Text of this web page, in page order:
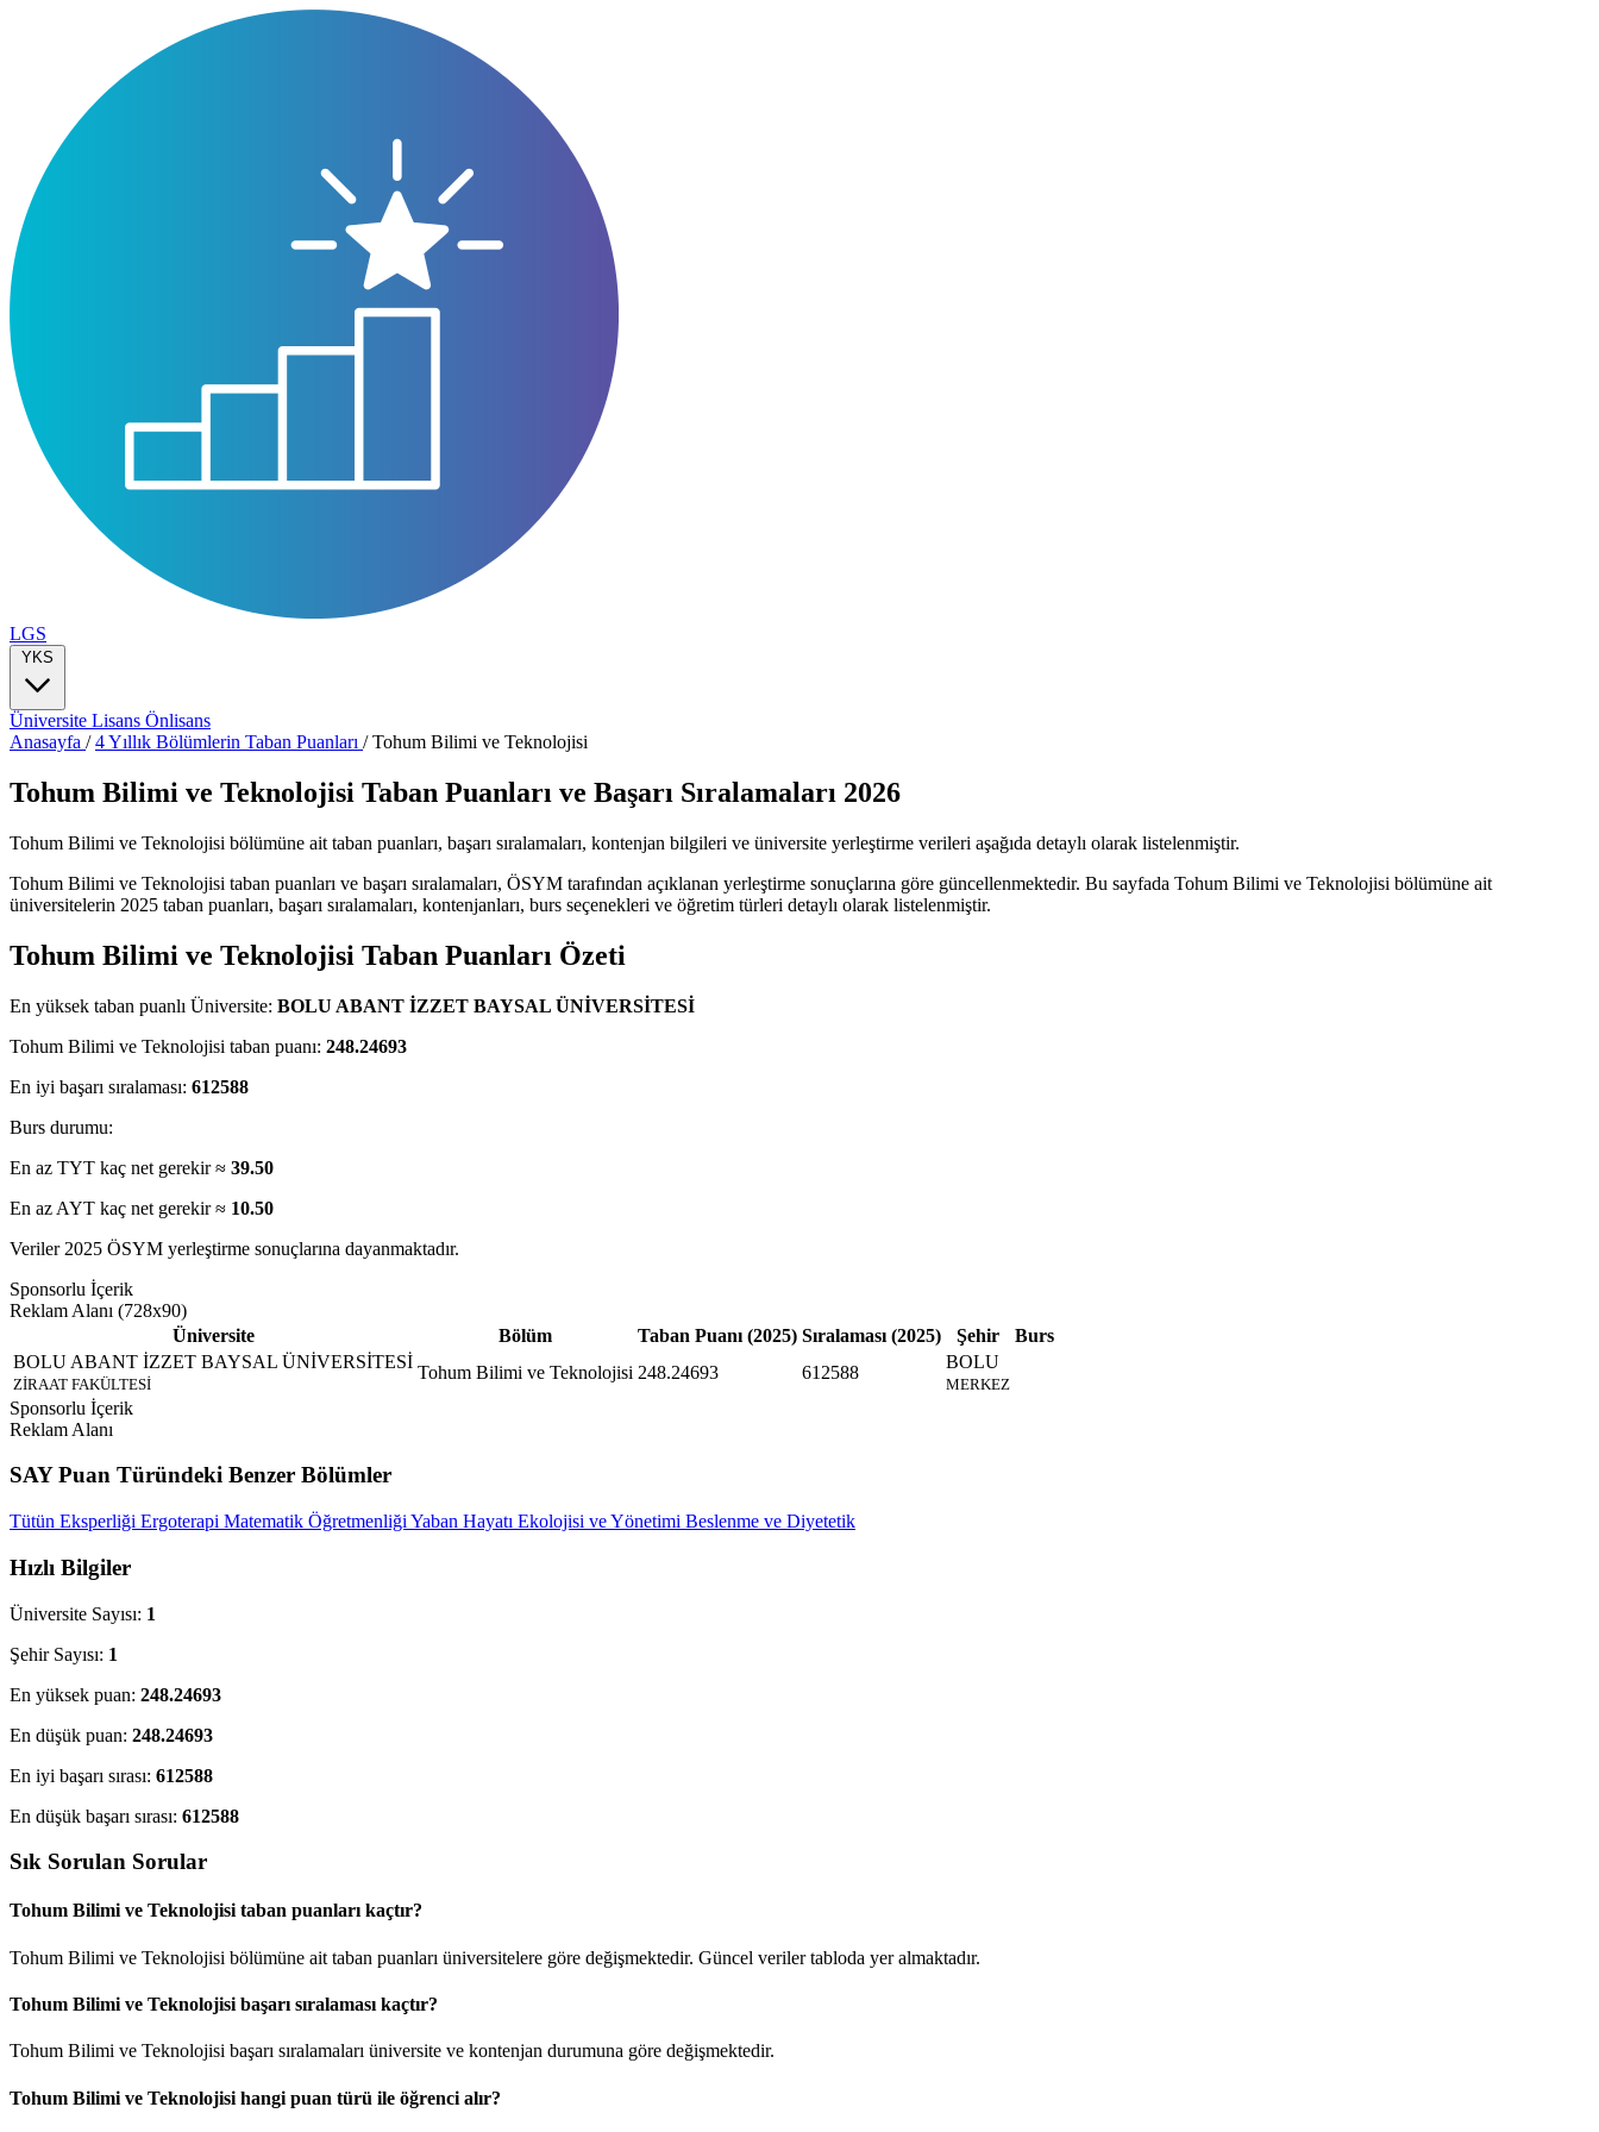
LGS
YKS
Üniversite Lisans Önlisans
Anasayfa /4 Yıllık Bölümlerin Taban Puanları /Tohum Bilimi ve Teknolojisi
Tohum Bilimi ve Teknolojisi Taban Puanları ve Başarı Sıralamaları 2026
Tohum Bilimi ve Teknolojisi bölümüne ait taban puanları, başarı sıralamaları, kontenjan bilgileri ve üniversite yerleştirme verileri aşağıda detaylı olarak listelenmiştir.
Tohum Bilimi ve Teknolojisi taban puanları ve başarı sıralamaları, ÖSYM tarafından açıklanan yerleştirme sonuçlarına göre güncellenmektedir. Bu sayfada Tohum Bilimi ve Teknolojisi bölümüne ait
üniversitelerin 2025 taban puanları, başarı sıralamaları, kontenjanları, burs seçenekleri ve öğretim türleri detaylı olarak listelenmiştir.
Tohum Bilimi ve Teknolojisi Taban Puanları Özeti
En yüksek taban puanlı Üniversite: BOLU ABANT İZZET BAYSAL ÜNİVERSİTESİ
Tohum Bilimi ve Teknolojisi taban puanı: 248.24693
En iyi başarı sıralaması: 612588
Burs durumu:
En az TYT kaç net gerekir ≈ 39.50
En az AYT kaç net gerekir ≈ 10.50
Veriler 2025 ÖSYM yerleştirme sonuçlarına dayanmaktadır.
Sponsorlu İçerik
Reklam Alanı (728x90)
Üniversite
Bölüm Taban Puanı (2025) Sıralaması (2025) Şehir
Burs
BOLU ABANT İZZET BAYSAL ÜNİVERSİTESİ
ZİRAAT FAKÜLTESİ
Tohum Bilimi ve Teknolojisi 248.24693 612588
BOLU
MERKEZ
Sponsorlu İçerik
Reklam Alanı
SAY Puan Türündeki Benzer Bölümler
Tütün Eksperliği Ergoterapi Matematik Öğretmenliği Yaban Hayatı Ekolojisi ve Yönetimi Beslenme ve Diyetetik
Hızlı Bilgiler
Üniversite Sayısı: 1
Şehir Sayısı: 1
En yüksek puan: 248.24693
En düşük puan: 248.24693
En iyi başarı sırası: 612588
En düşük başarı sırası: 612588
Sık Sorulan Sorular
Tohum Bilimi ve Teknolojisi taban puanları kaçtır?
Tohum Bilimi ve Teknolojisi bölümüne ait taban puanları üniversitelere göre değişmektedir. Güncel veriler tabloda yer almaktadır.
Tohum Bilimi ve Teknolojisi başarı sıralaması kaçtır?
Tohum Bilimi ve Teknolojisi başarı sıralamaları üniversite ve kontenjan durumuna göre değişmektedir.
Tohum Bilimi ve Teknolojisi hangi puan türü ile öğrenci alır?